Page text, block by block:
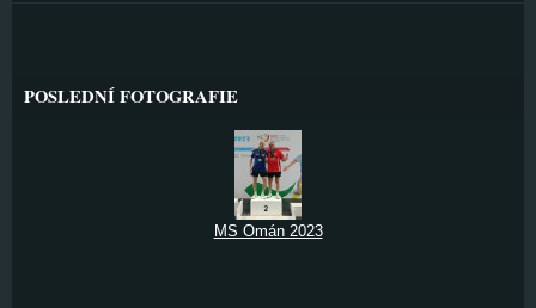
POSLEDNÍ FOTOGRAFIE
MS Omán 2023